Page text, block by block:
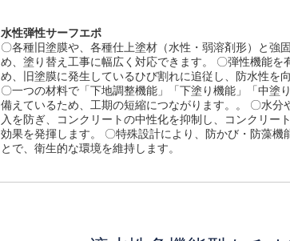
水性弾性サーフエポ
〇各種旧塗膜や、各種仕上塗材（水性・弱溶剤形）と強
め、塗り替え工事に幅広く対応できます。 ­­〇弾性機能を
め、旧塗膜に発生しているひび割れに追従し、防水性を
〇­一つの材料で「下地調整機能」「下塗り機能」「中塗
備えているため、工期の短縮につながります。。 ­­〇水分
入を防ぎ、コンクリートの中性化を抑制し、コンクリー
効果を発揮します。 ­〇­特殊設計により、防かび・防藻機
とで、衛生的な環境を維持します。